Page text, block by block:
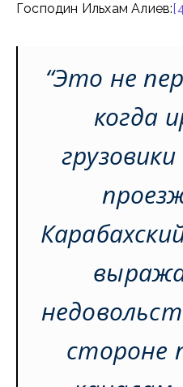
Господин Ильхам Алиев:
“Это не
когда
стороне